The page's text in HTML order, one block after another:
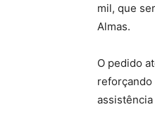
mil, que
Almas.
O pedido
reforçando